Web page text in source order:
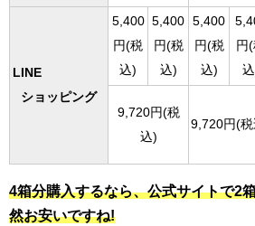
LINE
ショッピング
5,400
円(税
込)
5,400
円(税
込)
5,400
円(税
込)
円
9,720円(税
込)
9,720円(税
4箱分購入するなら、公式サイトで2
然お安いですね!